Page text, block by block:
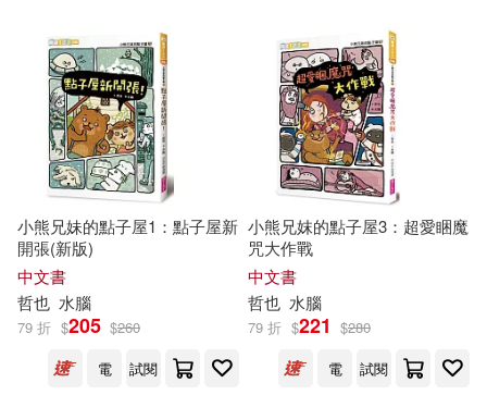
宮本哲也(5) 林世仁(5)
筒井哲也(5) 林哲也(4)
渡邉哲也(4)
竹慶本樂仁波切(4) 冀劍制(3)
嗶哩Bili(3) 堀口純男(3)
華東師範大學出版社(8)
現代出版社(7)
貴州人民出版社(7)
KADOKAWA(6) 遠流(6)
i聽聽(5) 商周出版(5)
可海外宅配(460)
可港澳店取(449)
可新加坡店取(453)
可菲律賓店取(454)
小熊兄妹的點子屋1：點子屋新
開張(新版)
中文書
哲也 水腦
79 折 $205 $260
電
試閱
小熊兄妺的點子屋3：超愛睏魔
咒大作戰
中文書
哲也 水腦
79 折 $221 $280
電
試閱